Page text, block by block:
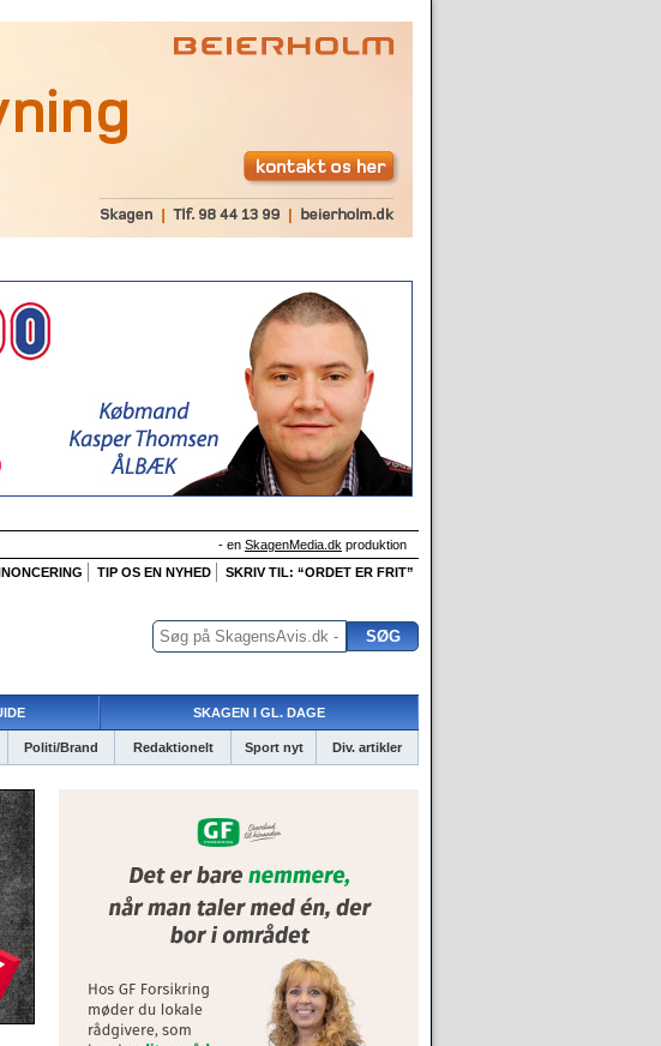
- en SkagenMedia.dk produktion
TIP OS EN NYHED SKRIV TIL: “ORDET ER FRIT”
SKAGEN I GL. DAGE
Politi/Brand Redaktionelt Sport nyt Div. artikler